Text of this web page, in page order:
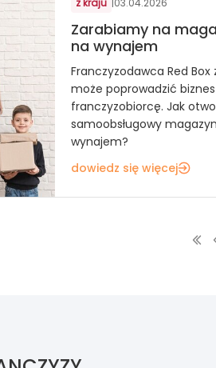
Zarabiamy na
na wynajem
Franczyzodawca Red Box
może poprowadzić
franczyzobiorcę. Jak
samoobsługowy
wynajem?
dowiedz się więcej